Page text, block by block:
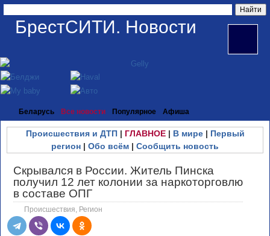
БрестСИТИ. Новости
Беларусь Все новости Популярное Афиша
Происшествия и ДТП| ГЛАВНОЕ| В мире| Первый
регион | Обо всём | Сообщить новость
Скрывался в России. Житель Пинска
получил 12 лет колонии за наркоторговлю
в составе ОПГ
Происшествия Регион